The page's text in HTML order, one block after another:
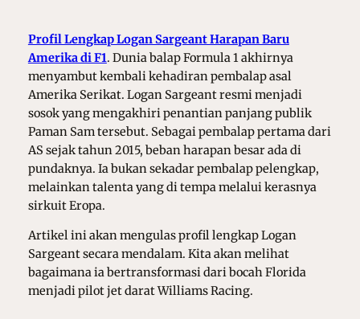
Profil Lengkap Logan Sargeant Harapan Baru
Amerika di F1. Dunia balap Formula 1 akhirnya
menyambut kembali kehadiran pembalap asal
Amerika Serikat. Logan Sargeant resmi menjadi
sosok yang mengakhiri penantian panjang publik
Paman Sam tersebut. Sebagai pembalap pertama dari
AS sejak tahun 2015, beban harapan besar ada di
pundaknya. Ia bukan sekadar pembalap pelengkap,
melainkan talenta yang di tempa melalui kerasnya
sirkuit Eropa.
Artikel ini akan mengulas profil lengkap Logan
Sargeant secara mendalam. Kita akan melihat
bagaimana ia bertransformasi dari bocah Florida
menjadi pilot jet darat Williams Racing.